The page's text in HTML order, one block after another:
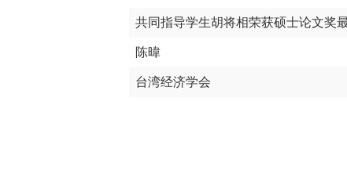
共同指导学生胡将相荣获硕士论文奖
陈暐
台湾经济学会